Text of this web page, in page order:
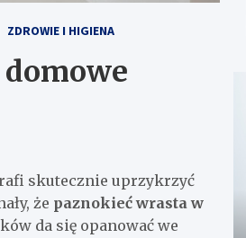
ZDROWIE I HIGIENA
skutecznie uprzykrzyć
że paznokieć wrasta w
da się opanować we